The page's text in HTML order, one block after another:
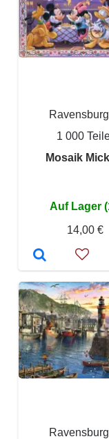
1 000
Mosaik
Auf Lager
14,00 €